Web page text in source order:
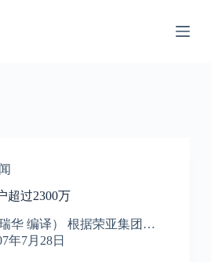
超过2300万
华 编译） 根据荣亚集团…
年7月28日